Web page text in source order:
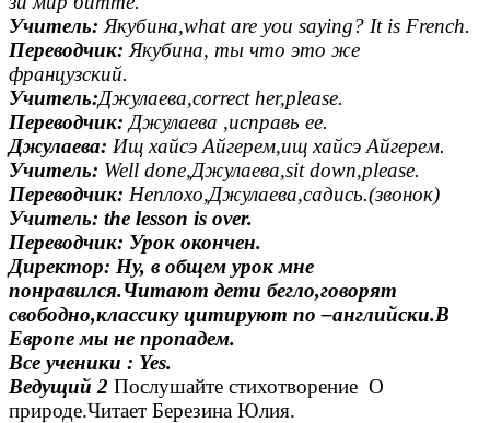
Учитель: Якубина,what are you saying? It is French.
Переводчик: Якубина, ты что это же
французский.
Учитель:Джулаева,correct her,please.
Переводчик: Джулаева ,исправь ее.
Джулаева: Ищ хайсэ Айгерем,ищ хайсэ Айгерем.
Учитель: Well done,Джулаева,sit down,please.
Переводчик: Неплохо,Джулаева,садись.(звонок)
Учитель: the lesson is over.
Переводчик: Урок окончен.
Директор: Ну, в общем урок мне
понравился.Читают дети бегло,говорят
свободно,классику цитируют по –английски.В
Европе мы не пропадем.
Все ученики : Yes.
Ведущий 2 Послушайте стихотворение О
природе.Читает Березина Юлия.